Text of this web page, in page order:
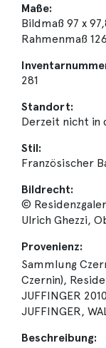
Maße:
Bildmaß 97 x
Rahmenmaß
281
Standort:
Derzeit nicht in
Stil:
Französischer
Bildrecht:
©
Ulrich Ghezzi,
Provenienz:
Sammlung
Czernin),
JUFFINGER
JUFFINGER,
Beschreibung: